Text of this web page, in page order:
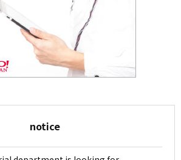
notice